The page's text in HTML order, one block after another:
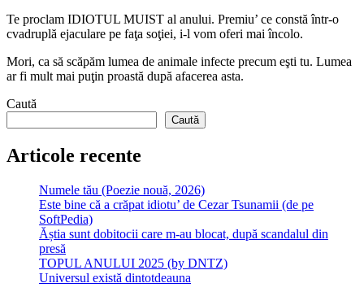
Te proclam IDIOTUL MUIST al anului. Premiu’ ce constă într-o
cvadruplă ejaculare pe faţa soţiei, i-l vom oferi mai încolo.
Mori, ca să scăpăm lumea de animale infecte precum eşti tu. Lumea
ar fi mult mai puţin proastă după afacerea asta.
Caută
Caută
Articole recente
Numele tău (Poezie nouă, 2026)
Este bine că a crăpat idiotu’ de Cezar Tsunamii (de pe
SoftPedia)
Ăștia sunt dobitocii care m-au blocat, după scandalul din
presă
TOPUL ANULUI 2025 (by DNTZ)
Universul există dintotdeauna